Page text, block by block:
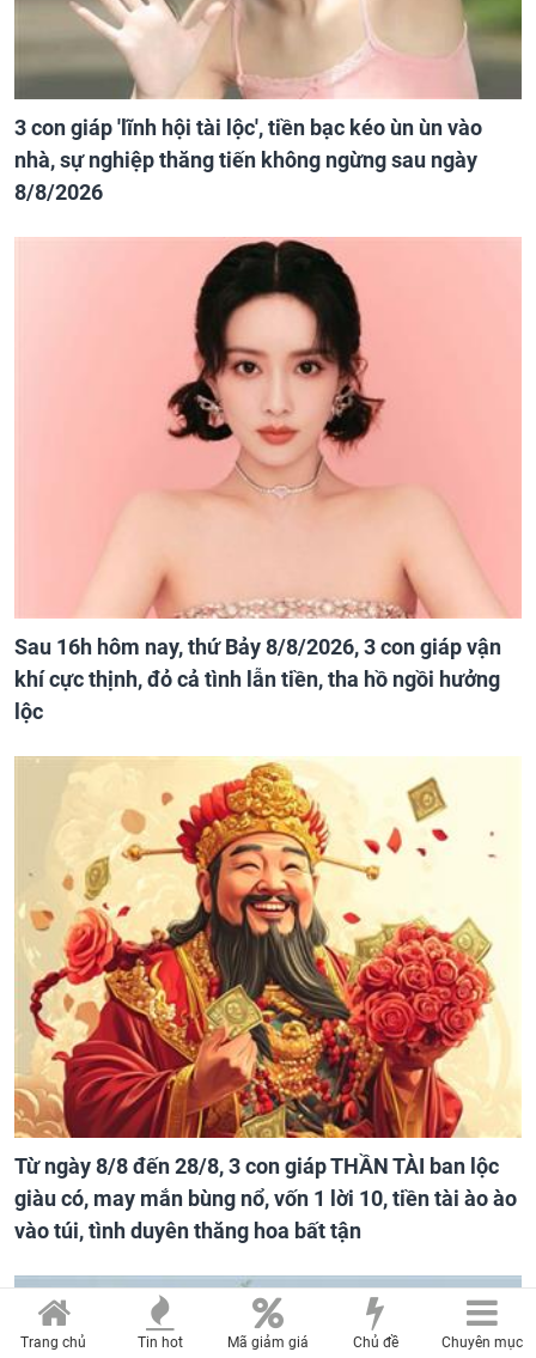
3 con giáp 'lĩnh hội tài lộc', tiền bạc kéo ùn ùn vào
nhà, sự nghiệp thăng tiến không ngừng sau ngày
8/8/2026
Sau 16h hôm nay, thứ Bảy 8/8/2026, 3 con giáp vận
khí cực thịnh, đỏ cả tình lẫn tiền, tha hồ ngồi hưởng
lộc
Từ ngày 8/8 đến 28/8, 3 con giáp THẦN TÀI ban lộc
giàu có, may mắn bùng nổ, vốn 1 lời 10, tiền tài ào ào
vào túi, tình duyên thăng hoa bất tận
Trang chủ Tin hot Mã giảm giá Chủ đề Chuyên mục